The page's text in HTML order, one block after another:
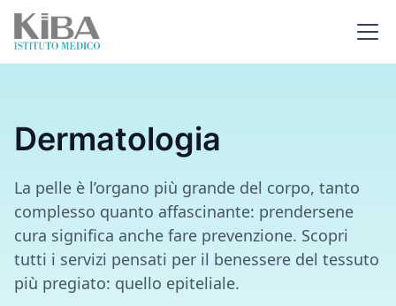
Dermatologia
La pelle è l’organo più grande del corpo, tanto
complesso quanto affascinante: prendersene
cura significa anche fare prevenzione. Scopri
tutti i servizi pensati per il benessere del tessuto
più pregiato: quello epiteliale.